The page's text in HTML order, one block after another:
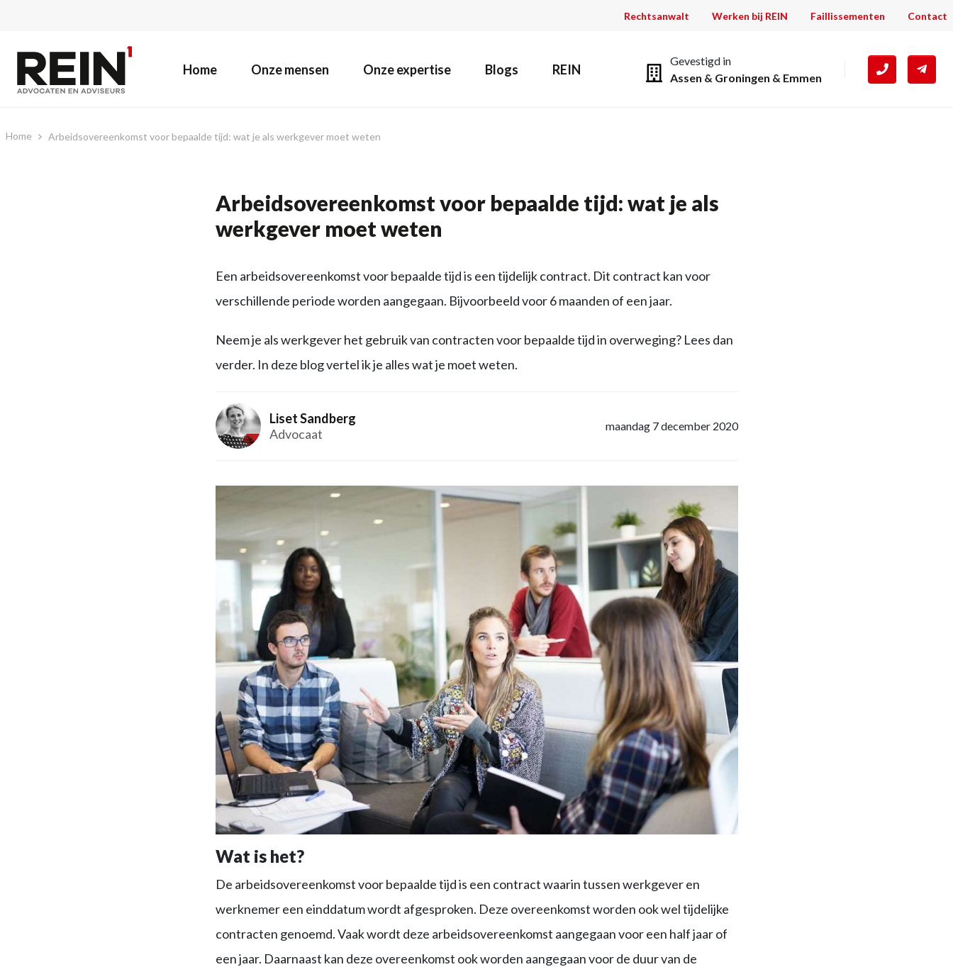
Rechtsanwalt Werken bij REIN Faillissementen Contact
Home Onze mensen Onze expertise Blogs REIN
Gevestigd in
Assen & Groningen & Emmen
Home Arbeidsovereenkomst voor bepaalde tijd: wat je als werkgever moet weten
Arbeidsovereenkomst voor bepaalde tijd: wat je als
werkgever moet weten
Een arbeidsovereenkomst voor bepaalde tijd is een tijdelijk contract. Dit contract kan voor
verschillende periode worden aangegaan. Bijvoorbeeld voor 6 maanden of een jaar.
Neem je als werkgever het gebruik van contracten voor bepaalde tijd in overweging? Lees dan
verder. In deze blog vertel ik je alles wat je moet weten.
Liset Sandberg
Advocaat
maandag 7 december 2020
Wat is het?
De arbeidsovereenkomst voor bepaalde tijd is een contract waarin tussen werkgever en
werknemer een einddatum wordt afgesproken. Deze overeenkomst worden ook wel tijdelijke
contracten genoemd. Vaak wordt deze arbeidsovereenkomst aangegaan voor een half jaar of
een jaar. Daarnaast kan deze overeenkomst ook worden aangegaan voor de duur van de